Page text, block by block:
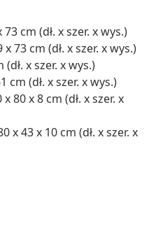
cm (dł. x szer. x wys.)
73 cm (dł. x szer. x wys.)
x szer. x wys.)
cm (dł. x szer. x wys.)
80 x 8 cm (dł. x szer. x
x 43 x 10 cm (dł. x szer. x